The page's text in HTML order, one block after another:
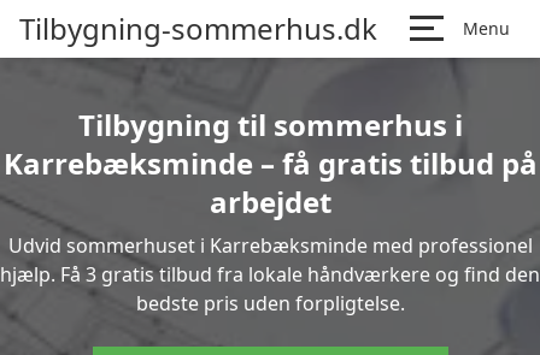
Tilbygning-sommerhus.dk Menu
Tilbygning til sommerhus i
Karrebæksminde – få gratis tilbud på
arbejdet
Udvid sommerhuset i Karrebæksminde med professionel
hjælp. Få 3 gratis tilbud fra lokale håndværkere og find den
bedste pris uden forpligtelse.